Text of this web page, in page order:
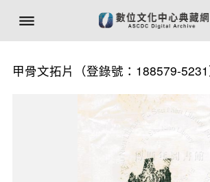
甲骨文拓片（登錄號：188579-5231